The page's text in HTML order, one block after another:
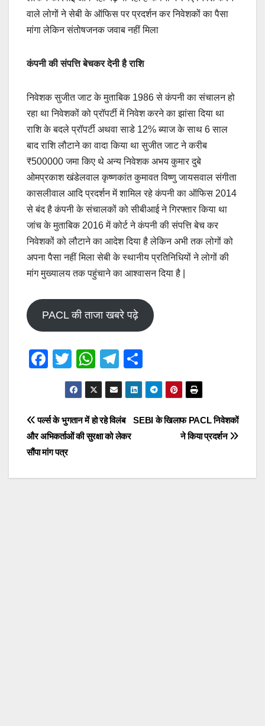
वाले लोगों ने सेबी के ऑफिस पर प्रदर्शन कर निवेशकों का पैसा
मांगा लेकिन संतोषजनक जवाब नहीं मिला
कंपनी की संपत्ति बेचकर देनी है राशि
निवेशक सुजीत जाट के मुताबिक 1986 से कंपनी का संचालन हो
रहा था निवेशकों को प्रॉपर्टी में निवेश करने का झांसा दिया था
राशि के बदले प्रॉपर्टी अथवा साडे 12% ब्याज के साथ 6 साल
बाद राशि लौटाने का वादा किया था सुजीत जाट ने करीब
₹500000 जमा किए थे अन्य निवेशक अभय कुमार दुबे
ओमप्रकाश खंडेलवाल कृष्णकांत कुमावत विष्णु जायसवाल संगीता
कासलीवाल आदि प्रदर्शन में शामिल रहे कंपनी का ऑफिस 2014
से बंद है कंपनी के संचालकों को सीबीआई ने गिरफ्तार किया था
जांच के मुताबिक 2016 में कोर्ट ने कंपनी की संपत्ति बेच कर
निवेशकों को लौटाने का आदेश दिया है लेकिन अभी तक लोगों को
अपना पैसा नहीं मिला सेबी के स्थानीय प्रतिनिधियों ने लोगों की
मांग मुख्यालय तक पहुंचाने का आश्वासन दिया है |
PACL की ताजा खबरे पढ़े
F
e
b
o
o
T
wi
tt
er
W
h
at
s
A
p
T
el
e
gr
a
h
ar
e
Post
navigation
SEBI के खिलाफ PACL निवेशकों
ने किया प्रदर्शन
पर्ल्स के भुगतान में हो रहे विलंब
और अभिकर्ताओं की सुरक्षा को लेकर
सौंपा मांग पत्र